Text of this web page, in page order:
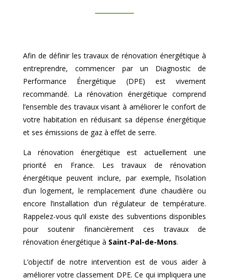
Afin de définir les travaux de rénovation énergétique à
entreprendre, commencer par un Diagnostic de
Performance Énergétique (DPE) est vivement
recommandé. La rénovation énergétique comprend
l’ensemble des travaux visant à améliorer le confort de
votre habitation en réduisant sa dépense énergétique
et ses émissions de gaz à effet de serre.
La rénovation énergétique est actuellement une
priorité en France. Les travaux de rénovation
énergétique peuvent inclure, par exemple, l’isolation
d’un logement, le remplacement d’une chaudière ou
encore l’installation d’un régulateur de température.
Rappelez-vous qu’il existe des subventions disponibles
pour soutenir financièrement ces travaux de
rénovation énergétique à Saint-Pal-de-Mons.
L’objectif de notre intervention est de vous aider à
améliorer votre classement DPE. Ce qui impliquera une